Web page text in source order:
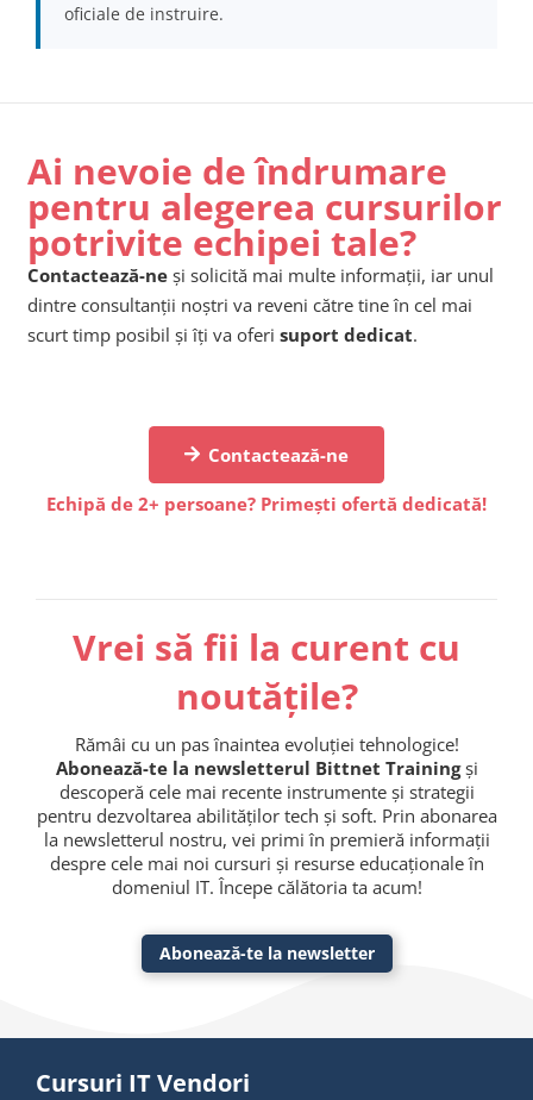
oficiale de instruire.
Ai nevoie de îndrumare
pentru alegerea cursurilor
potrivite echipei tale?
Contactează-ne și solicită mai multe informații, iar unul
dintre consultanții noștri va reveni către tine în cel mai
scurt timp posibil și îți va oferi suport dedicat.
Contactează-ne
Echipă de 2+ persoane? Primești ofertă dedicată!
Vrei să fii la curent cu
noutățile?
Rămâi cu un pas înaintea evoluției tehnologice!
Abonează-te la newsletterul Bittnet Trainingși
descoperă cele mai recente instrumente și strategii
pentru dezvoltarea abilităților tech și soft. Prin abonarea
la newsletterul nostru, vei primi în premieră informații
despre cele mai noi cursuri și resurse educaționale în
domeniul IT. Începe călătoria ta acum!
Abonează-te la newsletter
Cursuri IT Vendori